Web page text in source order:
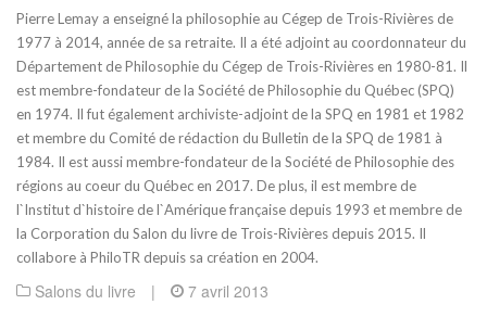
Pierre Lemay a enseigné la philosophie au Cégep de Trois-Rivières de
1977 à 2014, année de sa retraite. Il a été adjoint au coordonnateur du
Département de Philosophie du Cégep de Trois-Rivières en 1980-81. Il
est membre-fondateur de la Société de Philosophie du Québec (SPQ)
en 1974. Il fut également archiviste-adjoint de la SPQ en 1981 et 1982
et membre du Comité de rédaction du Bulletin de la SPQ de 1981 à
1984. Il est aussi membre-fondateur de la Société de Philosophie des
régions au coeur du Québec en 2017. De plus, il est membre de
l`Institut d`histoire de l`Amérique française depuis 1993 et membre de
la Corporation du Salon du livre de Trois-Rivières depuis 2015. Il
collabore à PhiloTR depuis sa création en 2004.
Salons du livre | 7 avril 2013